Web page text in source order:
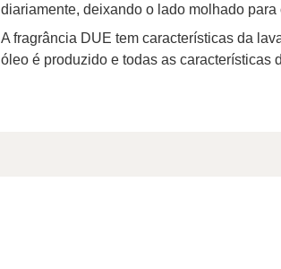
diariamente, deixando o lado molhado
A fragrância DUE tem características da
óleo é produzido e todas as características